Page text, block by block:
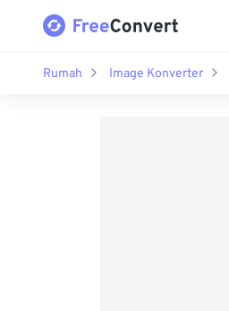
Rumah Image Konverter